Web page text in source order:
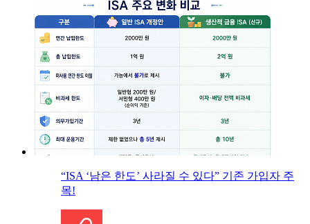
“ISA ‘남은 한도’ 사라질 수 있다” 기존 가입자 주
목!